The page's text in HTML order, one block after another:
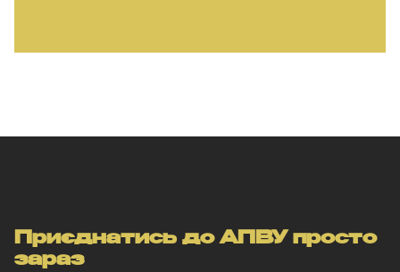
Приєднатись до АПВУ просто
зараз